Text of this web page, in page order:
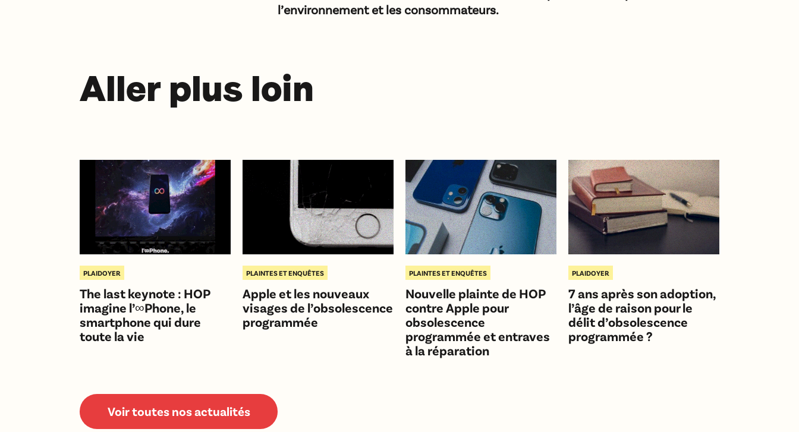
l’environnement et les consommateurs.
Aller plus loin
PLAIDOYER
The last keynote : HOP
imagine l’∞Phone, le
smartphone qui dure
toute la vie
PLAINTES ET ENQUÊTES
Apple et les nouveaux
visages de l’obsolescence
programmée
PLAINTES ET ENQUÊTES
Nouvelle plainte de HOP
contre Apple pour
obsolescence
programmée et entraves
à la réparation
PLAIDOYER
7 ans après son adoption,
l’âge de raison pour le
délit d’obsolescence
programmée ?
Voir toutes nos actualités